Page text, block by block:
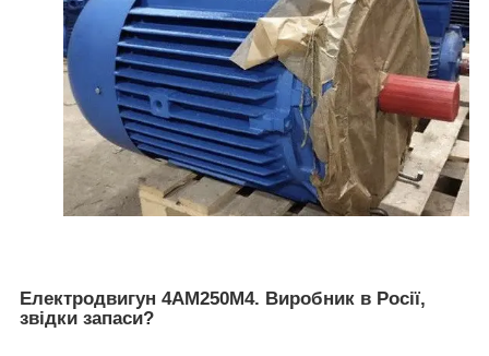
Електродвигун 4АМ250М4. Виробник в Росії,
звідки запаси?